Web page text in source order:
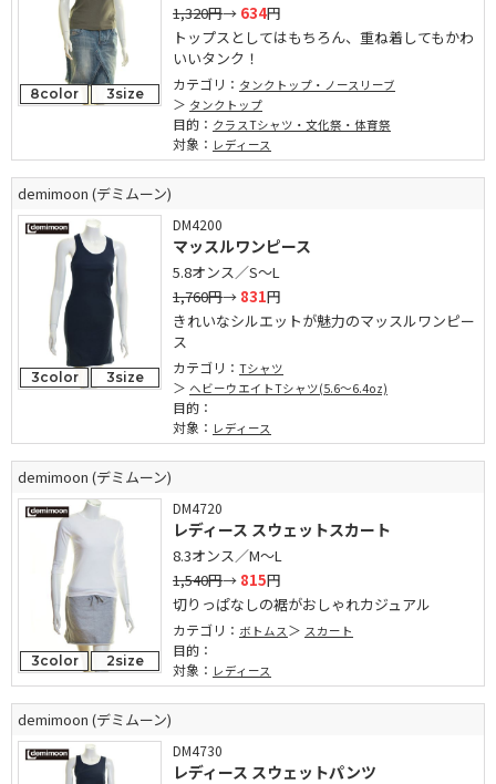
8color 3size
1,320円→ 634円
トップスとしてはもちろん、重ね着してもかわ
いいタンク！
カテゴリ： タンクトップ・ノースリーブ
タンクトップ
目的： クラスTシャツ・文化祭・体育祭
対象： レディース
demimoon (デミムーン)
3color 3size
DM4200
マッスルワンピース
5.8オンス／S～L
1,760円→ 831円
きれいなシルエットが魅力のマッスルワンピー
ス
カテゴリ： Tシャツ
ヘビーウエイトTシャツ(5.6～6.4oz)
目的：
対象： レディース
demimoon (デミムーン)
3color 2size
DM4720
レディース スウェットスカート
8.3オンス／M～L
1,540円→ 815円
切りっぱなしの裾がおしゃれカジュアル
カテゴリ： ボトムス スカート
目的：
対象： レディース
demimoon (デミムーン)
DM4730
レディース スウェットパンツ